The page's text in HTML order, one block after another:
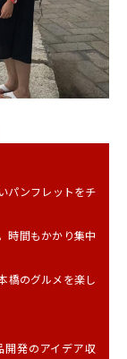
パンフレットをチ
時間もかかり集中
橋のグルメを楽し
開発のアイデア収